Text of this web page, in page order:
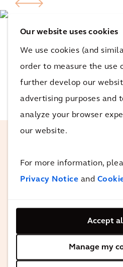
Our website uses cookies
We use cookies (and
order to measure the use
further develop our
advertising purposes and
analyze your browser
our website.
For more information,
Privacy Notice and
Accept
Manage my
para el equipo de
un gran paso en la
provisión de energía
sostenible. Una vez